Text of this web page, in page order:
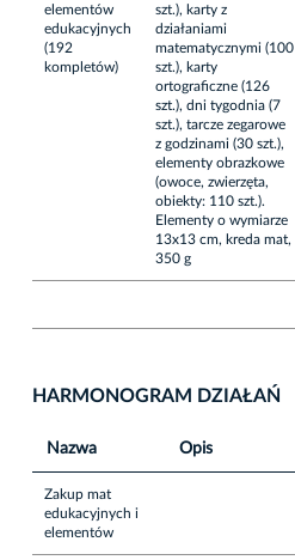
elementów
edukacyjnych
(192
kompletów)
szt.), karty z
działaniami
matematycznymi (100
szt.), karty
ortograficzne (126
szt.), dni tygodnia (7
szt.), tarcze zegarowe
z godzinami (30 szt.),
elementy obrazkowe
(owoce, zwierzęta,
obiekty: 110 szt.).
Elementy o wymiarze
13x13 cm, kreda mat,
350 g
HARMONOGRAM DZIAŁAŃ
Nazwa Opis
Zakup mat
edukacyjnych i
elementów